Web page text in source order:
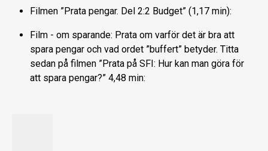
Filmen ”Prata pengar. Del 2:2 Budget” (1,17 min):
Film - om sparande: Prata om varför det är bra att
spara pengar och vad ordet ”buffert” betyder. Titta
sedan på filmen ”Prata på SFI: Hur kan man göra för
att spara pengar?” 4,48 min: